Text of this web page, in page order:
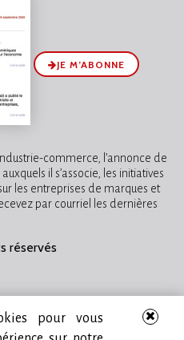
JE M’ABONNE
commerce, l’annonce de
il s’associe, les initiatives
les entreprises de marques et
par courriel les dernières
réservés
pour vous